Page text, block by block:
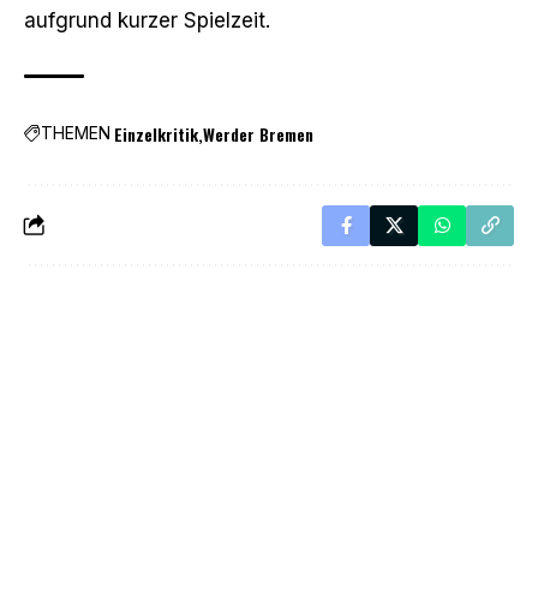
aufgrund kurzer Spielzeit.
THEMEN EinzelkritikWerder Bremen